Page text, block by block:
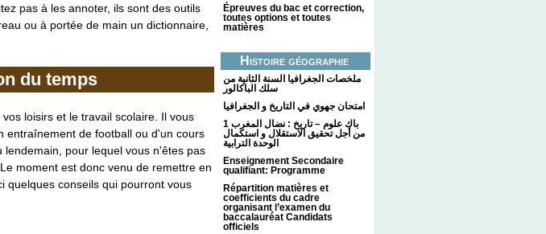
Épreuves du bac et correction,
toutes options et toutes
matières
Histoire géographie
ملخصات الجغرافيا السنة الثانية من
سلك الباكالور
امتحان جهوي في التاريخ و الجغرافيا
1 باك علوم – تاريخ : نضال المغرب
من أجل تحقيق الاستقلال و استكمال
الوحدة الترابية
Enseignement Secondaire
qualifiant: Programme
Répartition matières et
coefficients du cadre
organisant l’examen du
baccalauréat Candidats
officiels
pas à les annoter, ils sont des outils
ou à portée de main un dictionnaire,
du temps
loisirs et le travail scolaire. Il vous
entraînement de football ou d'un cours
pour lequel vous n'êtes pas
moment est donc venu de remettre en
quelques conseils qui pourront vous